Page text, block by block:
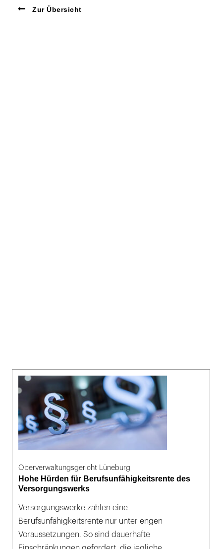
Zur Übersicht
Oberverwaltungsgericht Lüneburg
Hohe Hürden für Berufsunfähigkeitsrente des
Versorgungswerks
Versorgungswerke zahlen eine
Berufsunfähigkeitsrente nur unter engen
Voraussetzungen. So sind dauerhafte